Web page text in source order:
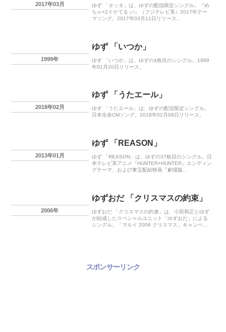
2017年03月
ゆず 「タッタ」は、ゆずの配信限定シングル。『め
ちゃ×2イケてるッ!』（フジテレビ系）2017年テー
マソング。2017年03月11日リリース。
1999年
ゆず 「いつか」
ゆず 「いつか」は、ゆずの4枚目のシングル。1999
年01月20日リリース。
2018年02月
ゆず 「うたエール」
ゆず 「うたエール」は、ゆずの配信限定シングル。
日本生命CMソング。2018年02月09日リリース。
2013年01月
ゆず 「REASON」
ゆず 「REASON」は、ゆずの37枚目のシングル。日
本テレビ系アニメ『HUNTER×HUNTER』エンディン
グテーマ、および東宝配給映画『劇場版
2006年
ゆずおだ 「クリスマスの約束」
ゆずおだ 「クリスマスの約束」は、小田和正とゆず
が結成したスペシャルユニット「ゆずおだ」による
シングル。「マルイ 2006 クリスマス」キャンペー
スポンサーリンク